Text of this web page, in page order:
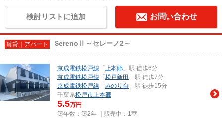
検討リストに追加 お問い合わせ
賃貸｜アパート SerenoⅡ～セレーノ2～
京成電鉄松戸線 「 上本郷 」駅 徒歩6分
京成電鉄松戸線 「 松戸新田 」駅 徒歩7分
京成電鉄松戸線 「 みのり台 」駅 徒歩15分
千葉県松戸市上本郷
5.5万円
築年数：築2年 ｜販売中： 1室